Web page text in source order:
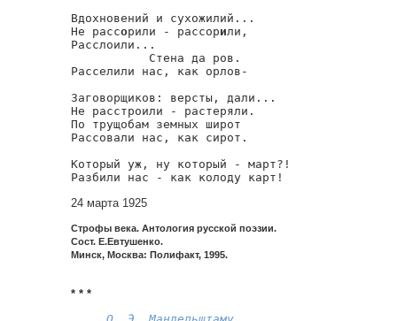
Вдохновений и сухожилий...
Не рассорили - рассорили,
Расслоили...
           Стена да ров.
Расселили нас, как орлов-
Заговорщиков: версты, дали...
Не расстроили - растеряли.
По трущобам земных широт
Рассовали нас, как сирот.
Который уж, ну который - март?!
Разбили нас - как колоду карт!
24 марта 1925
Строфы века. Антология русской поэзии.
Сост. Е.Евтушенко.
Минск, Москва: Полифакт, 1995.
* * *